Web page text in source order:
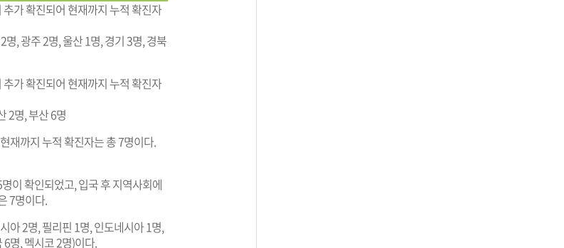
가 확진되어 현재까지 누적 확진자
, 광주 2명, 울산 1명, 경기 3명, 경북
가 확진되어 현재까지 누적 확진자
2명, 부산 6명
재까지 누적 확진자는 총 7명이다.
이 확인되었고, 입국 후 지역사회에
7명이다.
아 2명, 필리핀 1명, 인도네시아 1명,
명, 멕시코 2명)이다.